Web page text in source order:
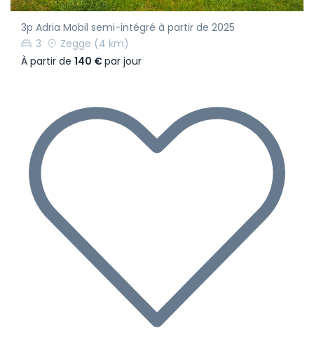
3p Adria Mobil semi-intégré à partir de 2025
3
Zegge (4 km)
À partir de 140 €par jour